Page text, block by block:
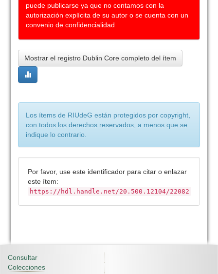
puede publicarse ya que no contamos con la
autorización explícita de su autor o se cuenta con un
convenio de confidencialidad
Mostrar el registro Dublin Core completo del ítem
Los ítems de RIUdeG están protegidos por copyright,
con todos los derechos reservados, a menos que se
indique lo contrario.
Por favor, use este identificador para citar o enlazar
este ítem:
https://hdl.handle.net/20.500.12104/22082
Consultar
Colecciones